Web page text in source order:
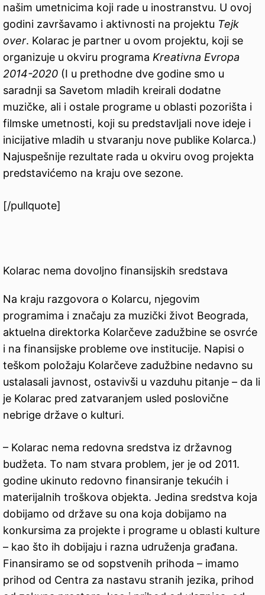
našim umetnicima koji rade u inostranstvu. U ovoj
godini završavamo i aktivnosti na projektu Tejk
over. Kolarac je partner u ovom projektu, koji se
organizuje u okviru programa Kreativna Evropa
2014-2020 (I u prethodne dve godine smo u
saradnji sa Savetom mladih kreirali dodatne
muzičke, ali i ostale programe u oblasti pozorišta i
filmske umetnosti, koji su predstavljali nove ideje i
inicijative mladih u stvaranju nove publike Kolarca.)
Najuspešnije rezultate rada u okviru ovog projekta
predstavićemo na kraju ove sezone.
[/pullquote]
Kolarac nema dovoljno finansijskih sredstava
Na kraju razgovora o Kolarcu, njegovim
programima i značaju za muzički život Beograda,
aktuelna direktorka Kolarčeve zadužbine se osvrće
i na finansijske probleme ove institucije. Napisi o
teškom položaju Kolarčeve zadužbine nedavno su
ustalasali javnost, ostavivši u vazduhu pitanje – da li
je Kolarac pred zatvaranjem usled poslovične
nebrige države o kulturi.
– Kolarac nema redovna sredstva iz državnog
budžeta. To nam stvara problem, jer je od 2011.
godine ukinuto redovno finansiranje tekućih i
materijalnih troškova objekta. Jedina sredstva koja
dobijamo od države su ona koja dobijamo na
konkursima za projekte i programe u oblasti kulture
– kao što ih dobijaju i razna udruženja građana.
Finansiramo se od sopstvenih prihoda – imamo
prihod od Centra za nastavu stranih jezika, prihod